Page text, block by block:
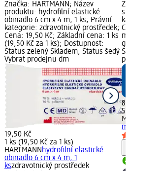
Značka: HARTMANN; Název
produktu: hydrofilní elastické
obinadlo 6 cm x 4 m, 1 ks; Právní
kategorie: zdravotnický prostředek;
Cena: 19,50 Kč; Základní cena: 1 ks
(19,50 Kč za 1 ks); Dostupnost:
Status zelený Skladem, Status šedý
Vybrat prodejnu dm
19,50 Kč
1 ks (19,50 Kč za 1 ks)
HARTMANNhydrofilní elastické
obinadlo 6 cm x 4 m, 1
kszdravotnický prostředek
Značka:
sprej na
kategorie:
Cena:
ml (17,90
grafika;
Skladem,
prodejnu
89,50 Kč
50 ml
Mivolis
ml